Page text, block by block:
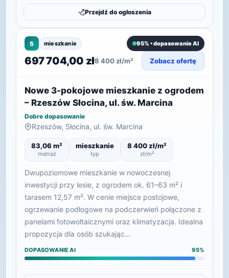
Przejdź do ogłoszenia
5 mieszkanie 95% • dopasowanie AI
697 704,00 zł8 400 zł/m² Zobacz ofertę
Nowe 3-pokojowe mieszkanie z ogrodem
– Rzeszów Słocina, ul. św. Marcina
Dobre dopasowanie
Rzeszów, Słocina, ul. św. Marcina
83,06 m²
metraż
mieszkanie
typ
8 400 zł/m²
zł/m²
Dwupoziomowe mieszkanie w nowoczesnej
inwestycji przy lesie, z ogrodem ok. 61–63 m² i
tarasem 12,57 m². W cenie miejsce postojowe,
ogrzewanie podłogowe na podczerwień połączone z
panelami fotowoltaicznymi oraz klimatyzacja. Idealna
propozycja dla osób szukając…
DOPASOWANIE AI 95%